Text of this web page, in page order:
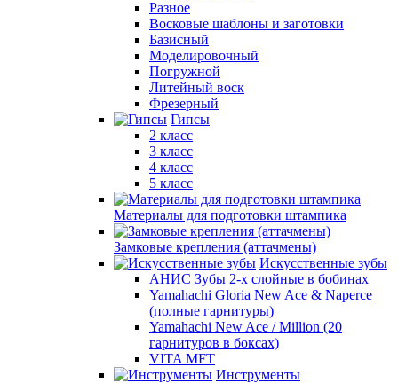
Разное
Восковые шаблоны и заготовки
Базисный
Моделировочный
Погружной
Литейный воск
Фрезерный
Гипсы
2 класс
3 класс
4 класс
5 класс
Материалы для подготовки штампика
Замковые крепления (аттачмены)
Искусственные зубы
АНИС Зубы 2-х слойные в бобинах
Yamahachi Gloria New Ace & Naperce
(полные гарнитуры)
Yamahachi New Ace / Million (20
гарнитуров в боксах)
VITA MFT
Инструменты